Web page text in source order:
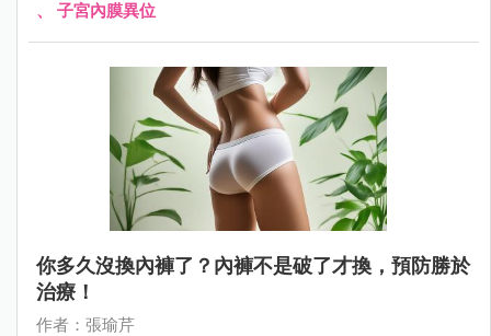
、 子宮內膜異位
你多久沒換內褲了？內褲不是破了才換，預防勝於
治療！
作者：張瑜芹